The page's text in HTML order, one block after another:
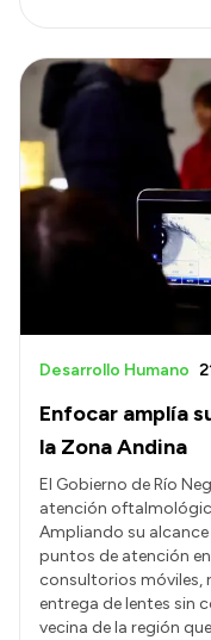
Enfocar amplía
la Zona Andina
Desarrollo Humano
El Gobierno de Río
atención
Ampliando su
puntos de atención en
consultorios móviles,
entrega de lentes sin
vecina de la región